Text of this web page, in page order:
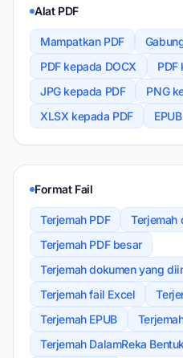
Alat PDF
Mampatkan PDF
PDF kepada DOCX
PDF
JPG kepada PDF
PNG
XLSX kepada PDF
Format Fail
Terjemah PDF
Terjemah
Terjemah PDF besar
Terjemah dokumen yang
Terjemah fail Excel
Terjemah EPUB
Terjemah DalamReka